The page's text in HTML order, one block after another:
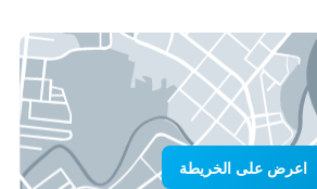
اعرض على الخريطة